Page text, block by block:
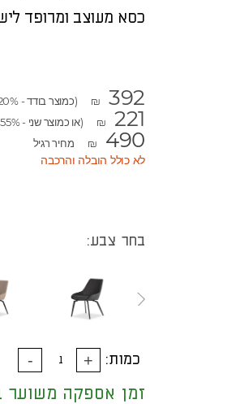
כסא מעוצב ומרופד
₪ 392 (כמוצר בודד - 20% הנחה)
₪ 221 (או כמוצר שני - 55% הנחה)
₪ 490 מחיר רגיל
לא כולל הובלה והרכבה
בחר צבע:
כמות:
זמן אספקה משוער בתאריך